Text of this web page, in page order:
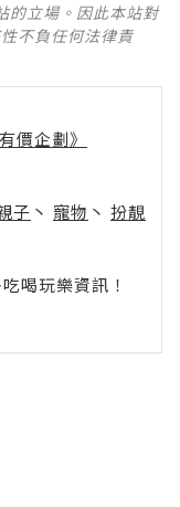
的立場。因此本站對
不負任何法律責
價企劃》
子 丶 寵物 丶 扮靚
喝玩樂資訊！